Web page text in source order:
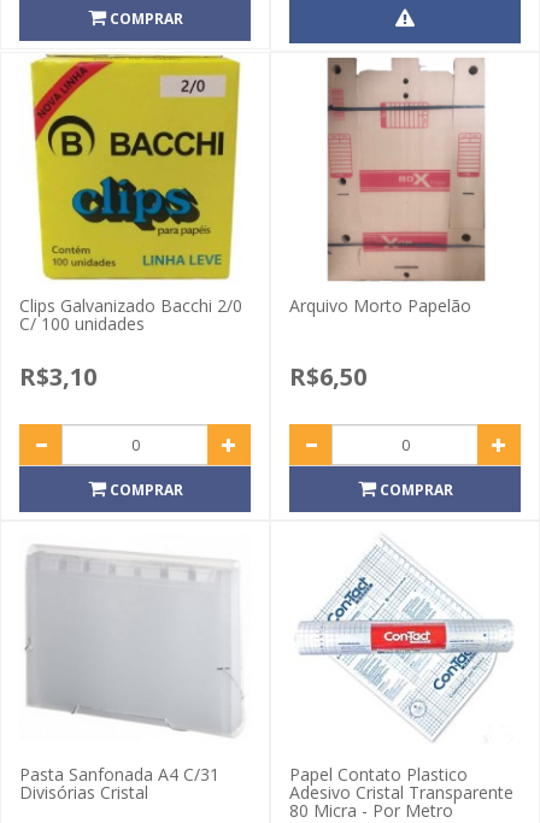
COMPRAR
Clips Galvanizado Bacchi 2/0
C/ 100 unidades
R$3,10
COMPRAR
Arquivo Morto Papelão
R$6,50
COMPRAR
Pasta Sanfonada A4 C/31
Divisórias Cristal
Papel Contato Plastico
Adesivo Cristal Transparente
80 Micra - Por Metro